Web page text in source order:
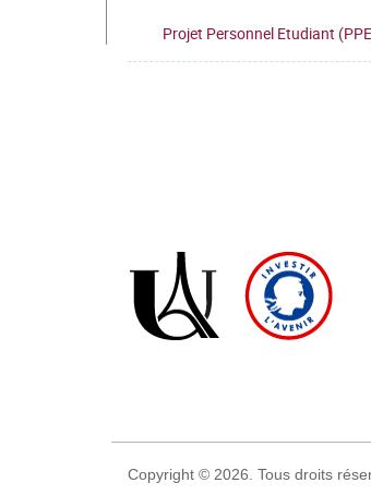
Projet Personnel Etudiant
Copyright © 2026. Tous droits